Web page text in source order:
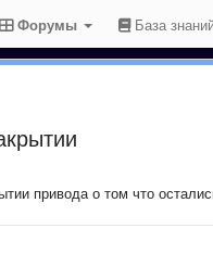
Форумы База
привода о том что